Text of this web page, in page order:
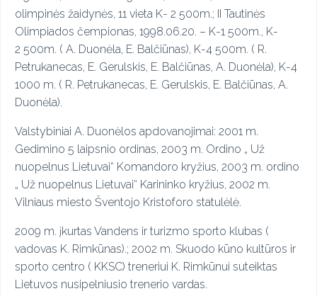
olimpinės žaidynės, 11 vieta K- 2 500m.; II Tautinės
Olimpiados čempionas, 1998.06.20. – K-1 500m., K-
2 500m. ( A. Duonėla, E. Balčiūnas), K-4 500m. ( R.
Petrukanecas, E. Gerulskis, E. Balčiūnas, A. Duonėla), K-4
1000 m. ( R. Petrukanecas, E. Gerulskis, E. Balčiūnas, A.
Duonėla).
Valstybiniai A. Duonėlos apdovanojimai: 2001 m.
Gedimino 5 laipsnio ordinas, 2003 m. Ordino „ Už
nuopelnus Lietuvai“ Komandoro kryžius, 2003 m. ordino
„ Už nuopelnus Lietuvai“ Karininko kryžius, 2002 m.
Vilniaus miesto Šventojo Kristoforo statulėlė.
2009 m. įkurtas Vandens ir turizmo sporto klubas (
vadovas K. Rimkūnas).; 2002 m. Skuodo kūno kultūros ir
sporto centro ( KKSC) treneriui K. Rimkūnui suteiktas
Lietuvos nusipelniusio trenerio vardas.